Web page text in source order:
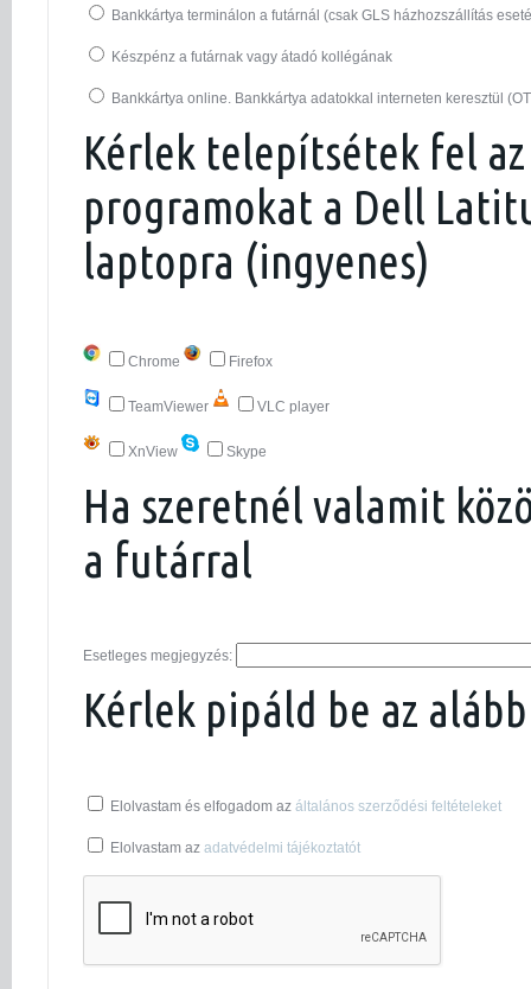
Bankkártya terminálon a futárnál (csak GLS házhozszállítás
Készpénz a futárnak vagy átadó kollégának
Bankkártya online. Bankkártya adatokkal interneten keresztül
Kérlek telepítsétek fel
programokat a Dell
laptopra (ingyenes)
Chrome Firefox
TeamViewer VLC player
XnView Skype
Ha szeretnél valamit
a futárral
Esetleges megjegyzés:
Kérlek pipáld be az
Elolvastam és elfogadom az általános szerződési feltételeket
Elolvastam az adatvédelmi tájékoztatót